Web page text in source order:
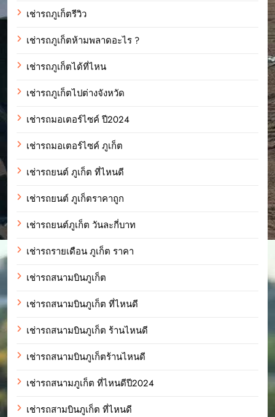
เช่ารถภูเก็ตรีวิว
เช่ารถภูเก็ตห้ามพลาดอะไร ?
เช่ารถภูเก็ตได้ที่ไหน
เช่ารถภูเก็ตไปต่างจังหวัด
เช่ารถมอเตอร์ไซค์ ปี2024
เช่ารถมอเตอร์ไซค์ ภูเก็ต
เช่ารถยนต์ ภูเก็ต ที่ไหนดี
เช่ารถยนต์ ภูเก็ตราคาถูก
เช่ารถยนต์ภูเก็ต วันละกี่บาท
เช่ารถรายเดือน ภูเก็ต ราคา
เช่ารถสนามบินภูเก็ต
เช่ารถสนามบินภูเก็ต ที่ไหนดี
เช่ารถสนามบินภูเก็ต ร้านไหนดี
เช่ารถสนามบินภูเก็ตร้านไหนดี
เช่ารถสนามภูเก็ต ที่ไหนดีปี2024
เช่ารถสามบินภูเก็ต ที่ไหนดี